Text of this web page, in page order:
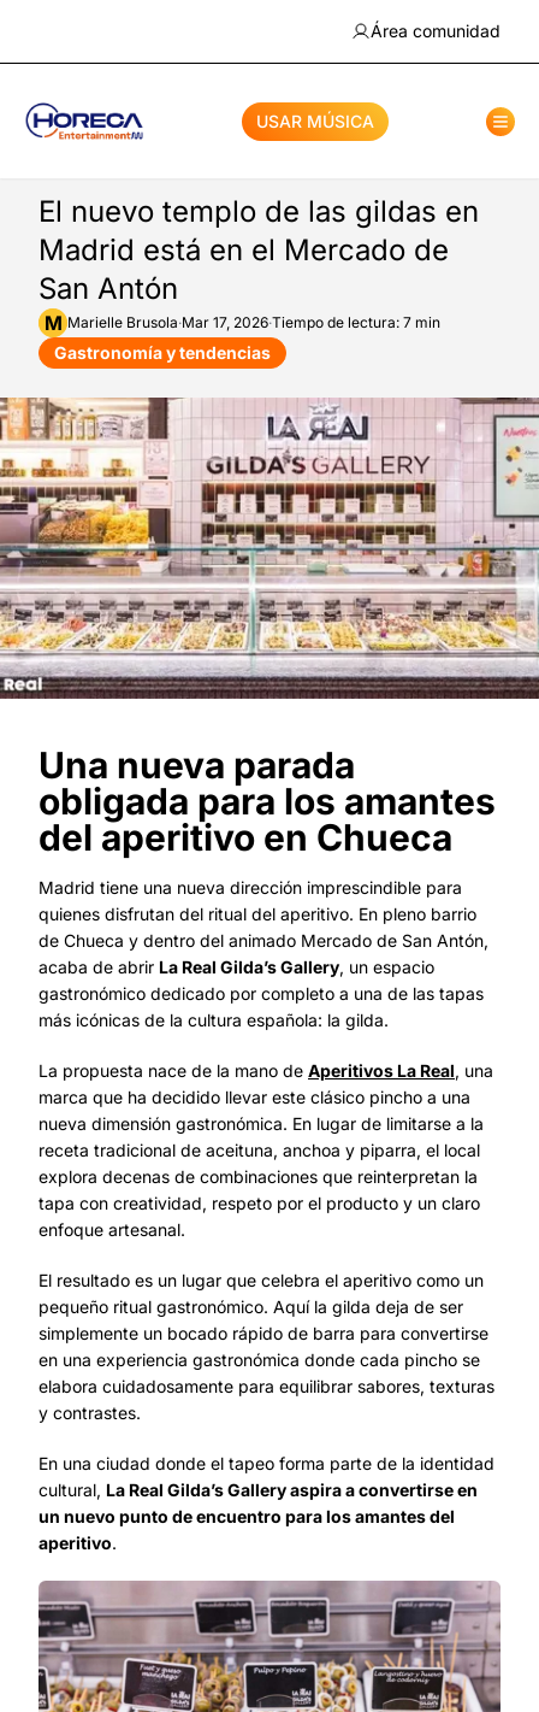
Área comunidad
USAR MÚSICA
El nuevo templo de las gildas en
Madrid está en el Mercado de
San Antón
M Marielle Brusola·Mar 17, 2026·Tiempo de lectura: 7 min
Gastronomía y tendencias
Una nueva parada
obligada para los amantes
del aperitivo en Chueca
Madrid tiene una nueva dirección imprescindible para
quienes disfrutan del ritual del aperitivo. En pleno barrio
de Chueca y dentro del animado Mercado de San Antón,
acaba de abrir La Real Gilda’s Gallery, un espacio
gastronómico dedicado por completo a una de las tapas
más icónicas de la cultura española: la gilda.
La propuesta nace de la mano de Aperitivos La Real, una
marca que ha decidido llevar este clásico pincho a una
nueva dimensión gastronómica. En lugar de limitarse a la
receta tradicional de aceituna, anchoa y piparra, el local
explora decenas de combinaciones que reinterpretan la
tapa con creatividad, respeto por el producto y un claro
enfoque artesanal.
El resultado es un lugar que celebra el aperitivo como un
pequeño ritual gastronómico. Aquí la gilda deja de ser
simplemente un bocado rápido de barra para convertirse
en una experiencia gastronómica donde cada pincho se
elabora cuidadosamente para equilibrar sabores, texturas
y contrastes.
En una ciudad donde el tapeo forma parte de la identidad
cultural, La Real Gilda’s Gallery aspira a convertirse en
un nuevo punto de encuentro para los amantes del
aperitivo.